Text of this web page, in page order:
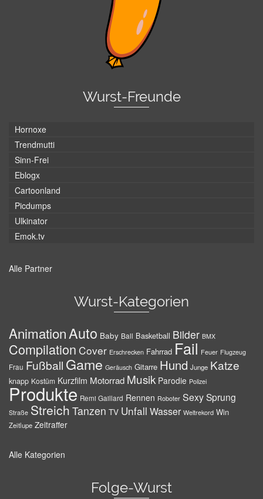
Wurst-Freunde
Hornoxe
Trendmutti
Sinn-Frei
Eblogx
Cartoonland
Picdumps
Ulkinator
Emok.tv
Alle Partner
Wurst-Kategorien
AnimationAuto Baby Ball Basketball Bilder BMX
Compilation Cover Erschrecken Fahrrad Fail Feuer Flugzeug
Frau Fußball Game Geräusch Gitarre Hund Junge Katze
knapp Kostüm Kurzfilm Motorrad Musik Parodie Polizei
Produkte Remi Gaillard Rennen Roboter SexySprung
Straße Streich Tanzen TV Unfall Wasser Weltrekord Win
Zeitlupe Zeitraffer
Alle Kategorien
Folge-Wurst